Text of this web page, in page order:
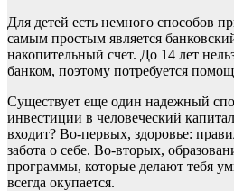
Для детей есть немного способов
самым простым является
накопительный счет. До 14 лет
банком, поэтому потребуется
Существует еще один надежный
инвестиции в человеческий
входит? Во-первых, здоровье:
забота о себе. Во-вторых,
программы, которые делают тебя
всегда окупается.